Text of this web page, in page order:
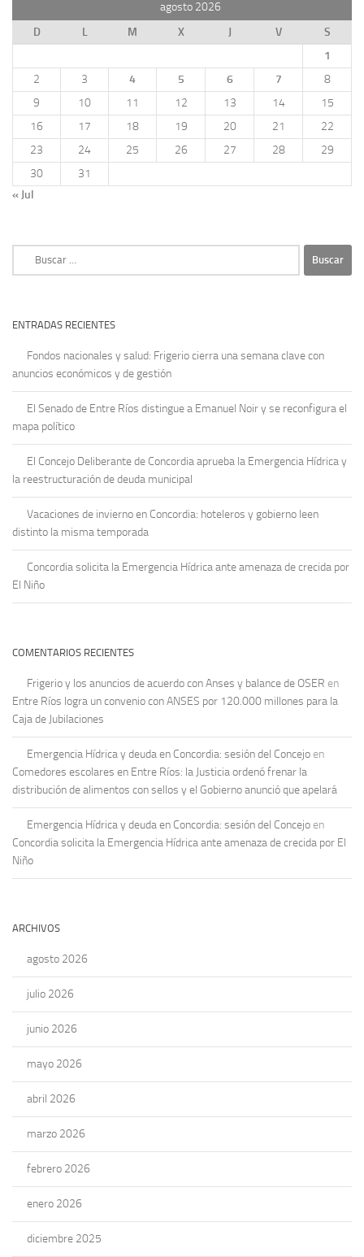
agosto 2026
D
L M X J V
S
1
2
3 4 5 6 7
8
9
10 11 12 13 14
15
16
17 18 19 20 21
22
23
24 25 26 27 28
29
30
31
« Jul
ENTRADAS RECIENTES
Fondos nacionales y salud: Frigerio cierra una semana clave con
anuncios económicos y de gestión
El Senado de Entre Ríos distingue a Emanuel Noir y se reconfigura el
mapa político
El Concejo Deliberante de Concordia aprueba la Emergencia Hídrica y
la reestructuración de deuda municipal
Vacaciones de invierno en Concordia: hoteleros y gobierno leen
distinto la misma temporada
Concordia solicita la Emergencia Hídrica ante amenaza de crecida por
El Niño
COMENTARIOS RECIENTES
Frigerio y los anuncios de acuerdo con Anses y balance de OSER en
Entre Ríos logra un convenio con ANSES por 120.000 millones para la
Caja de Jubilaciones
Emergencia Hídrica y deuda en Concordia: sesión del Concejo en
Comedores escolares en Entre Ríos: la Justicia ordenó frenar la
distribución de alimentos con sellos y el Gobierno anunció que apelará
Emergencia Hídrica y deuda en Concordia: sesión del Concejo en
Concordia solicita la Emergencia Hídrica ante amenaza de crecida por El
Niño
ARCHIVOS
agosto 2026
julio 2026
junio 2026
mayo 2026
abril 2026
marzo 2026
febrero 2026
enero 2026
diciembre 2025